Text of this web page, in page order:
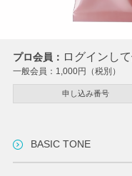
プロ会員： ログインし
一般会員： 1,000円（税別）
申し込み番号
BASIC TONE